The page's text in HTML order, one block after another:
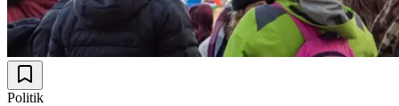
Politik